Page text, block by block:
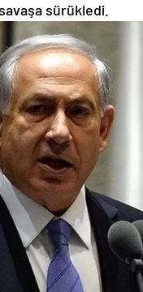
savaşa sürükledi.